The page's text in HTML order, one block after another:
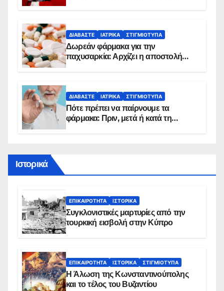
ΔΙΑΒΆΣΤΕ ΙΑΤΡΙΚΆ ΣΤΙΓΜΙΌΤΥΠΑ
Δωρεάν φάρμακα για την
παχυσαρκία: Αρχίζει η αποστολή
ΔΙΑΒΆΣΤΕ ΙΑΤΡΙΚΆ ΣΤΙΓΜΙΌΤΥΠΑ
Πότε πρέπει να παίρνουμε τα
φάρμακα: Πριν, μετά ή κατά τη
Ιστορικά
ΕΠΙΚΑΙΡΌΤΗΤΑ ΙΣΤΟΡΙΚΆ
Συγκλονιστικές μαρτυρίες από την
τουρκική εισβολή στην Κύπρο
ΕΠΙΚΑΙΡΌΤΗΤΑ ΙΣΤΟΡΙΚΆ ΣΤΙΓΜΙΌΤΥΠΑ
Η Άλωση της Κωνσταντινούπολης
και το τέλος του Βυζαντίου